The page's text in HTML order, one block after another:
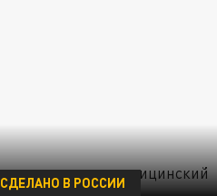
СДЕЛАНО В РОССИИ